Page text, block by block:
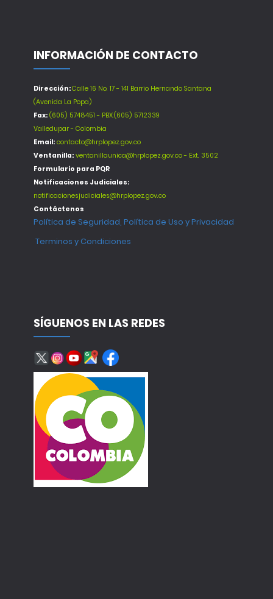
INFORMACIÓN DE CONTACTO
Dirección:Calle 16 No. 17 - 141 Barrio Hernando Santana
(Avenida La Popa)
Fax: (605) 5748451 - PBX:(605) 5712339
Valledupar - Colombia
Email: contacto@hrplopez.gov.co
Ventanilla: ventanillaunica@hrplopez.gov.co - Ext. 3502
Formulario para PQR
Notificaciones Judiciales:
notificacionesjudiciales@hrplopez.gov.co
Contáctenos
Política de Seguridad, Política de Uso y Privacidad
Terminos y Condiciones
SÍGUENOS EN LAS REDES